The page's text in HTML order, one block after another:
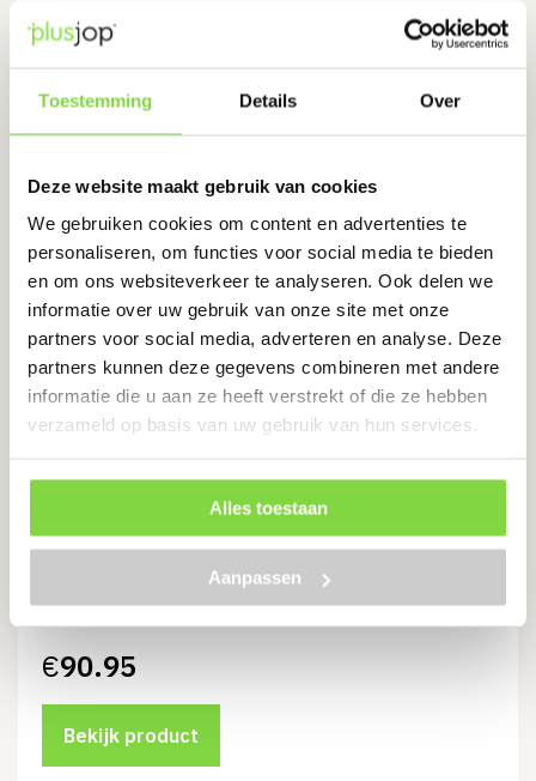
Toestemming Details Over
Deze website maakt gebruik van cookies
We gebruiken cookies om content en advertenties te
personaliseren, om functies voor social media te bieden
en om ons websiteverkeer te analyseren. Ook delen we
informatie over uw gebruik van onze site met onze
partners voor social media, adverteren en analyse. Deze
partners kunnen deze gegevens combineren met andere
informatie die u aan ze heeft verstrekt of die ze hebben
verzameld op basis van uw gebruik van hun services.
Alles toestaan
Aanpassen
| zwart rooster
€39.50
Bekijk product
hoekstuk lijngoot | grijs rooster
Levertijd:1-5 werkdagen
Geschikt om twee goot elementen met elkaar te
verbinden in een hoek
€90.95
Bekijk product